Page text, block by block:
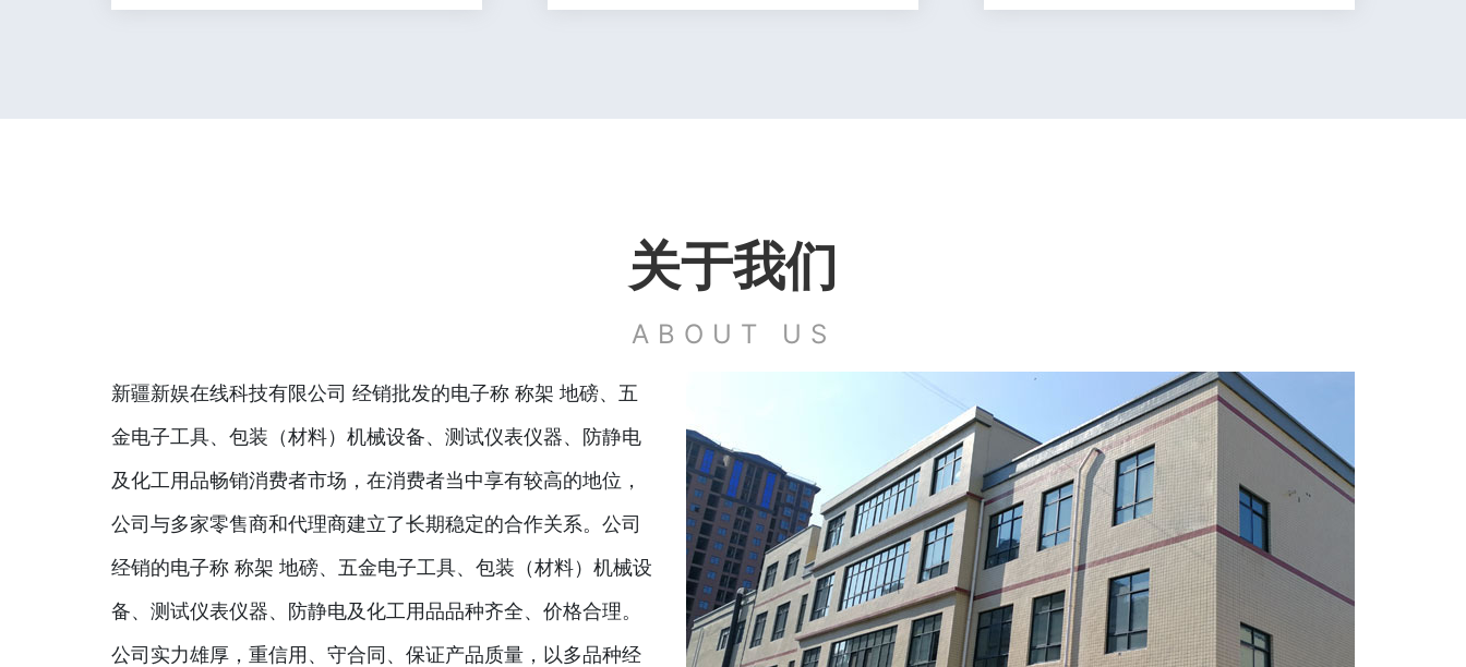
关于我们
ABOUT US
新疆新娱在线科技有限公司 经销批发的电子称 称架 地磅、五
金电子工具、包装（材料）机械设备、测试仪表仪器、防静电
及化工用品畅销消费者市场，在消费者当中享有较高的地位，
公司与多家零售商和代理商建立了长期稳定的合作关系。公司
经销的电子称 称架 地磅、五金电子工具、包装（材料）机械设
备、测试仪表仪器、防静电及化工用品品种齐全、价格合理。
公司实力雄厚，重信用、守合同、保证产品质量，以多品种经